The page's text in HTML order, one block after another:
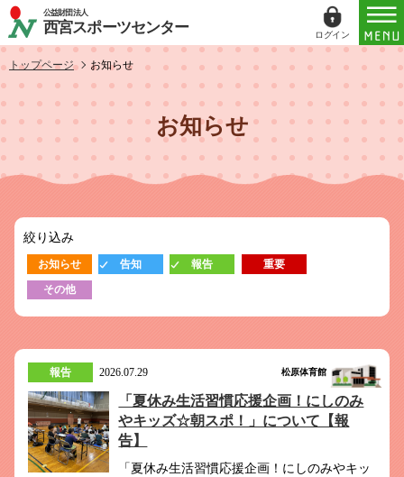
公益財団法人
西宮スポーツセンター ログイン
トップページ お知らせ
お知らせ
絞り込み
お知らせ 告知 報告 重要
その他
報告 2026.07.29 松原体育館
「夏休み生活習慣応援企画！にしのみ
やキッズ☆朝スポ！」について【報
告】
「夏休み生活習慣応援企画！にしのみやキッ
ログイン
ID（メールアドレス）
パスワード
パスワードは半角数字、英小文字、英大文字
すべてを含む6文字以上
このホームページで会員登録がお済みの方
ログイン
このホームページで会員登録がまだの方